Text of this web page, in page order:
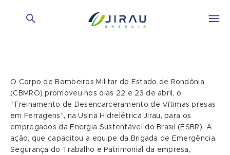
O Corpo de Bombeiros Militar do Estado de Rondônia
(CBMRO) promoveu nos dias 22 e 23 de abril, o
“Treinamento de Desencarceramento de Vítimas presas
em Ferragens”, na Usina Hidrelétrica Jirau, para os
empregados da Energia Sustentável do Brasil (ESBR). A
ação, que capacitou a equipe da Brigada de Emergência,
Segurança do Trabalho e Patrimonial da empresa,